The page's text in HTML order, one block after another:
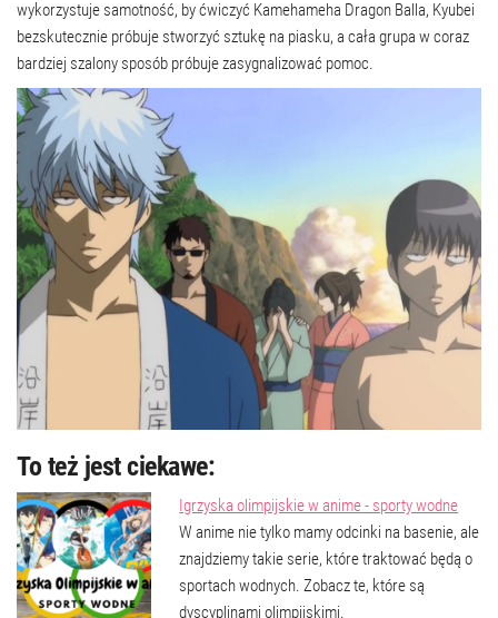
wykorzystuje samotność, by ćwiczyć Kamehameha Dragon Balla, Kyubei
bezskutecznie próbuje stworzyć sztukę na piasku, a cała grupa w coraz
bardziej szalony sposób próbuje zasygnalizować pomoc.
To też jest ciekawe:
Igrzyska olimpijskie w anime - sporty wodne
W anime nie tylko mamy odcinki na basenie, ale
znajdziemy takie serie, które traktować będą o
sportach wodnych. Zobacz te, które są
dyscyplinami olimpijskimi.